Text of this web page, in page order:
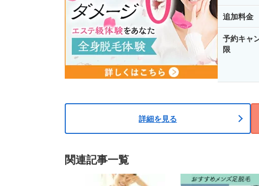
追加料金
予約キャ
限
詳細を見る
関連記事一覧